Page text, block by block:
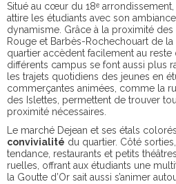
Situé au cœur du 18ᵉ arrondissement
attire les étudiants avec son
dynamisme. Grâce à la proximité
Rouge et Barbès-Rochechouart de
quartier accèdent facilement au reste
différents campus se font aussi plus
les trajets quotidiens des jeunes en
commerçantes animées, comme la
des Islettes, permettent de trouver
proximité nécessaires.
Le marché Dejean et ses étals
convivialité du quartier. Côté
tendance, restaurants et petits
ruelles, offrant aux étudiants une
la Goutte d’Or sait aussi s’animer